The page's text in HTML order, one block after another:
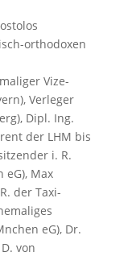
orthodoxen
Vize-
Verleger
Dipl. Ing.
der LHM bis
i. R.
Max
der Taxi-
eG), Dr.
von